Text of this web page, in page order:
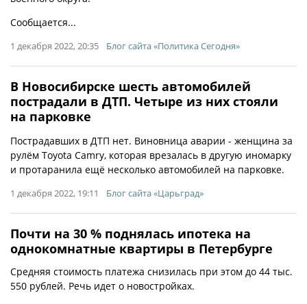
Сообщается...
1 декабря 2022, 20:35 Блог сайта «Политика Сегодня»
В Новосибирске шесть автомобилей
пострадали в ДТП. Четыре из них стояли
на парковке
Пострадавших в ДТП нет. Виновница аварии - женщина за
рулём Toyota Camry, которая врезалась в другую иномарку
и протаранила ещё несколько автомобилей на парковке.
1 декабря 2022, 19:11 Блог сайта «Царьград»
Почти на 30 % поднялась ипотека на
однокомнатные квартиры в Петербурге
Средняя стоимость платежа снизилась при этом до 44 тыс.
550 рублей. Речь идет о новостройках.